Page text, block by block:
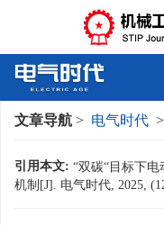
文章导航 > 电气时代 >
引用本文: “双碳“目标下
机制[J]. 电气时代, 2025,